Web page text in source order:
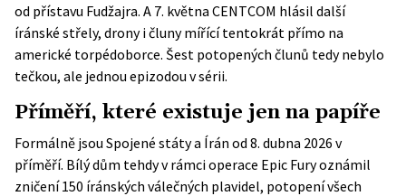
od přístavu Fudžajra. A 7. května CENTCOM hlásil další
íránské střely, drony i čluny mířící tentokrát přímo na
americké torpédoborce. Šest potopených člunů tedy nebylo
tečkou, ale jednou epizodou v sérii.
Příměří, které existuje jen na papíře
Formálně jsou Spojené státy a Írán od 8. dubna 2026 v
příměří. Bílý dům tehdy v rámci operace Epic Fury oznámil
zničení 150 íránských válečných plavidel, potopení všech